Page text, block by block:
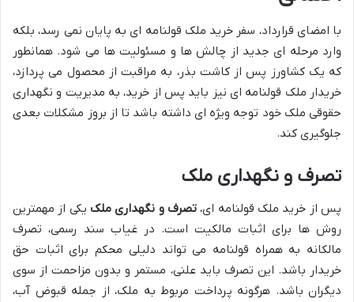
با امضای قرارداد، سفر خرید ملک قولنامه ای به پایان نمی رسد، بلکه
وارد مرحله ای جدید از چالش ها و مسئولیت ها می شود. همانطور
که یک کشاورز پس از کاشت بذر، به مراقبت از محصول می پردازد،
خریدار ملک قولنامه ای نیز باید پس از خرید، به مدیریت و نگهداری
حقوقی ملک خود توجه ویژه ای داشته باشد تا از بروز مشکلات بعدی
جلوگیری کند.
تصرف و نگهداری ملک
پس از خرید ملک قولنامه ای، تصرف و نگهداری ملک یکی از مهمترین
روش ها برای اثبات مالکیت است. در غیاب سند رسمی، تصرف
مالکانه به همراه قولنامه می تواند دلیلی محکم برای اثبات حق
خریدار باشد. این تصرف باید علنی، مستمر و بدون مزاحمت از سوی
دیگران باشد. هرگونه پرداخت مربوط به ملک، از جمله قبوض آب،